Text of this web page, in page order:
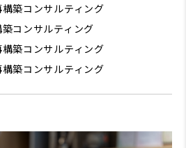
築コンサルティング
コンサルティング
築コンサルティング
築コンサルティング